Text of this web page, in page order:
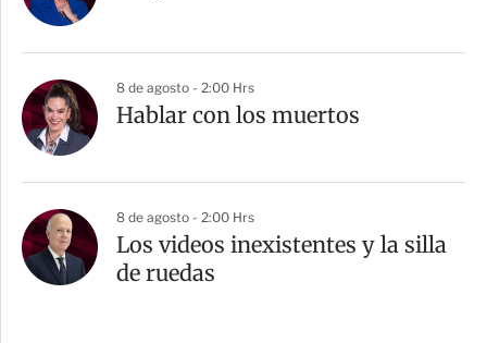
8 de agosto - 2:00 Hrs
Hablar con los muertos
8 de agosto - 2:00 Hrs
Los videos inexistentes y la silla
de ruedas